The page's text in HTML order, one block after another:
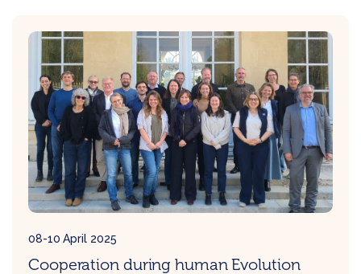
08-10 April 2025
Cooperation during human Evolution